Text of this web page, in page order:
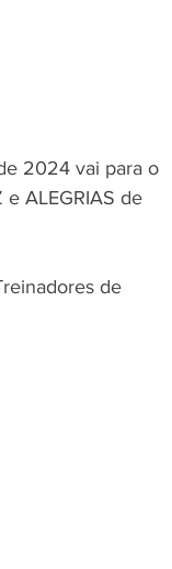
2024 vai para o
ALEGRIAS de
de